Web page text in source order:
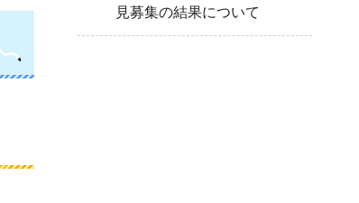
見募集の結果について